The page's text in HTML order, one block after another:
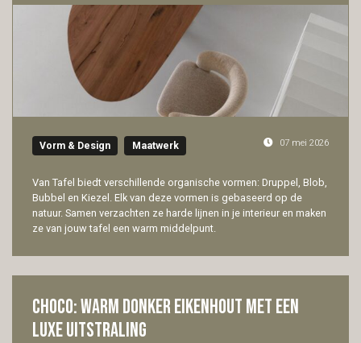
Vorm & Design Maatwerk 07 mei 2026
Van Tafel biedt verschillende organische vormen: Druppel, Blob,
Bubbel en Kiezel. Elk van deze vormen is gebaseerd op de
natuur. Samen verzachten ze harde lijnen in je interieur en maken
ze van jouw tafel een warm middelpunt.
Choco: warm donker eikenhout met een
luxe uitstraling